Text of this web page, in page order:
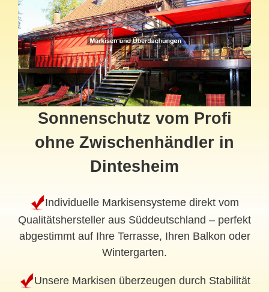
Sonnenschutz vom Profi
ohne Zwischenhändler in
Dintesheim
Individuelle Markisensysteme direkt vom
Qualitätshersteller aus Süddeutschland – perfekt
abgestimmt auf Ihre Terrasse, Ihren Balkon oder
Wintergarten.
Unsere Markisen überzeugen durch Stabilität